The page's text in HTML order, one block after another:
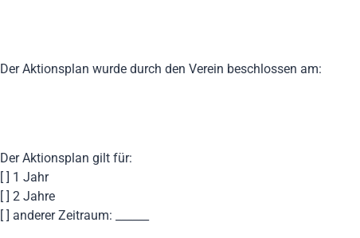
Der Aktionsplan wurde durch den Verein beschlossen am:
Der Aktionsplan gilt für:
[ ] 1 Jahr
[ ] 2 Jahre
[ ] anderer Zeitraum: ______